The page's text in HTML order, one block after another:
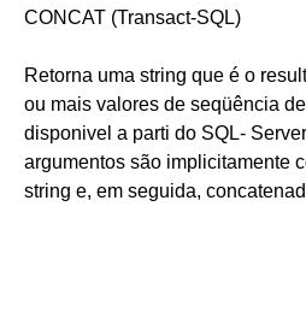
CONCAT (Transact-SQL)
Retorna uma string que é o
ou mais valores de seqüência
disponivel a parti do SQL-
argumentos são implicitamente
string e, em seguida,